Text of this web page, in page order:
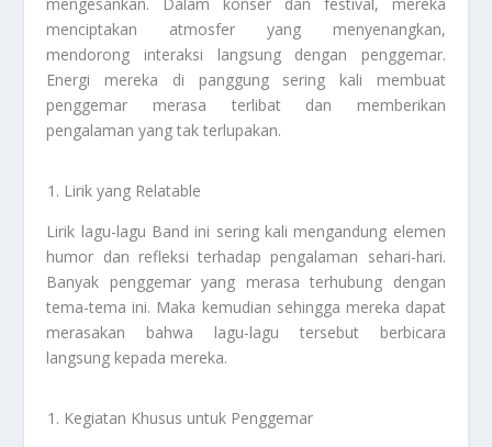
menciptakan atmosfer yang menyenangkan,
mendorong interaksi langsung dengan penggemar.
Energi mereka di panggung sering kali membuat
penggemar merasa terlibat dan memberikan
pengalaman yang tak terlupakan.
Lirik yang Relatable
Lirik lagu-lagu Band ini sering kali mengandung elemen
humor dan refleksi terhadap pengalaman sehari-hari.
Banyak penggemar yang merasa terhubung dengan
tema-tema ini. Maka kemudian sehingga mereka dapat
merasakan bahwa lagu-lagu tersebut berbicara
langsung kepada mereka.
Kegiatan Khusus untuk Penggemar